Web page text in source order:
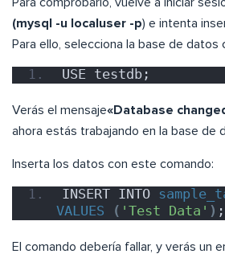
Para comprobarlo, vuelve a iniciar
(mysql -u localuser -p) e intenta
Para ello, selecciona la base de datos
USE testdb;
Verás el mensaje«Database
ahora estás trabajando en la base de
Inserta los datos con este comando:
INSERT INTO
VALUES
( 'Test Data' ) ;
El comando debería fallar, y verás un